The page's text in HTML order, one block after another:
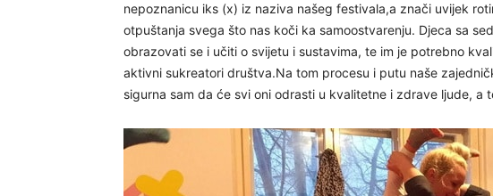
nepoznanicu iks (x) iz naziva našeg festivala,a znači uvijek
otpuštanja svega što nas koči ka samoostvarenju. Djeca sa
obrazovati se i učiti o svijetu i sustavima, te im je potrebno
aktivni sukreatori društva.Na tom procesu i putu naše
sigurna sam da će svi oni odrasti u kvalitetne i zdrave ljude, a